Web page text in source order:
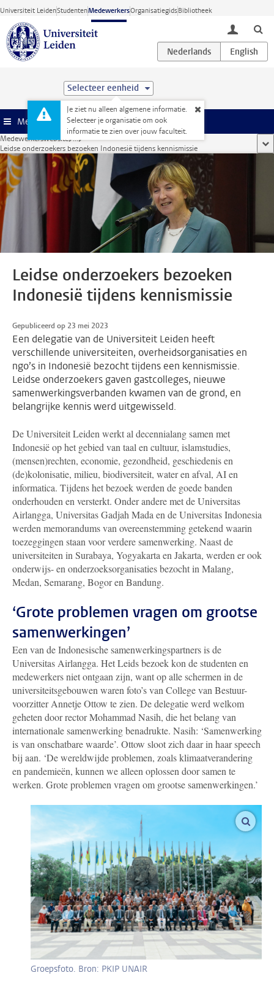
Ga direct naar de inhoud
Universiteit LeidenStudentenMedewerkersOrganisatiegidsBibliotheek
toggle
Selecteer eenheid
Je ziet nu alleen algemene informatie.
Selecteer je organisatie om ook
informatie te zien over jouw faculteit.
Menu
Medewerkerswebsite ...
Leidse onderzoekers bezoeken Indonesië tijdens kennismissie
Leidse onderzoekers bezoeken
Indonesië tijdens kennismissie
Gepubliceerd op 23 mei 2023
Een delegatie van de Universiteit Leiden heeft
verschillende universiteiten, overheidsorganisaties en
ngo’s in Indonesië bezocht tijdens een kennismissie.
Leidse onderzoekers gaven gastcolleges, nieuwe
samenwerkingsverbanden kwamen van de grond, en
belangrijke kennis werd uitgewisseld.
De Universiteit Leiden werkt al decennialang samen met
Indonesië op het gebied van taal en cultuur, islamstudies,
(mensen)rechten, economie, gezondheid, geschiedenis en
(de)kolonisatie, milieu, biodiversiteit, water en afval, AI en
informatica. Tijdens het bezoek werden de goede banden
onderhouden en versterkt. Onder andere met de Universitas
Airlangga, Universitas Gadjah Mada en de Universitas Indonesia
werden memorandums van overeenstemming getekend waarin
toezeggingen staan voor verdere samenwerking. Naast de
universiteiten in Surabaya, Yogyakarta en Jakarta, werden er ook
onderwijs- en onderzoeksorganisaties bezocht in Malang,
Medan, Semarang, Bogor en Bandung.
‘Grote problemen vragen om grootse
samenwerkingen’
Een van de Indonesische samenwerkingspartners is de
Universitas Airlangga. Het Leids bezoek kon de studenten en
medewerkers niet ontgaan zijn, want op alle schermen in de
universiteitsgebouwen waren foto’s van College van Bestuur-
voorzitter Annetje Ottow te zien. De delegatie werd welkom
geheten door rector Mohammad Nasih, die het belang van
internationale samenwerking benadrukte. Nasih: ‘Samenwerking
is van onschatbare waarde’. Ottow sloot zich daar in haar speech
bij aan. ‘De wereldwijde problemen, zoals klimaatverandering
en pandemieën, kunnen we alleen oplossen door samen te
werken. Grote problemen vragen om grootse samenwerkingen.’
Groepsfoto. Bron: PKIP UNAIR